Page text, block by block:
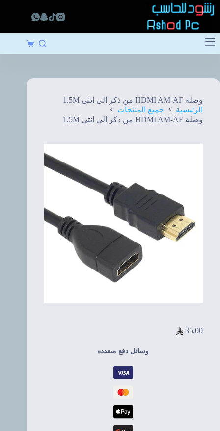
التجاوز
إلى
المحتوى
عربة
وصلة HDMI AM-AF من ذكر الى انثى 1.5M
الرئيسية
جميع المنتجات
وصلة HDMI AM-AF من ذكر الى انثى 1.5M
35,00
وسائل دفع متعدده